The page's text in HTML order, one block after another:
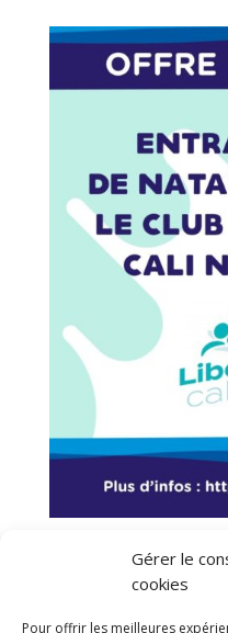
Gérer le
cookies
Pour offrir les meilleures
OFFRE D’EMPLOI –
ffnatation33|Mai